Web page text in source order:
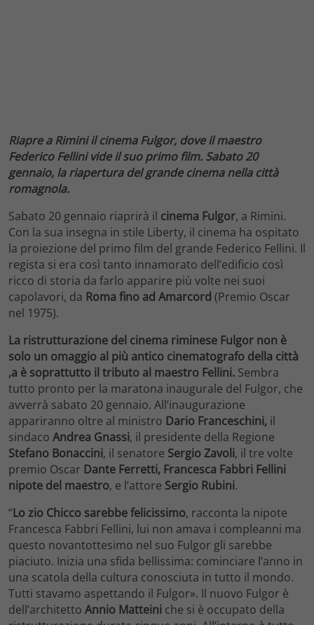
Riapre a Rimini il cinema Fulgor, dove il maestro
Federico Fellini vide il suo primo film. Sabato 20
gennaio, la riapertura del grande cinema nella città
romagnola.
Sabato 20 gennaio riaprirà il cinema Fulgor, a Rimini.
Con la sua insegna in stile Liberty, il cinema ha ospitato
la proiezione del primo film del grande Federico Fellini. Il
regista si era così tanto innamorato dell’edificio così
ricco di storia da farlo apparire più volte nei suoi
capolavori, da Roma fino ad Amarcord (Premio Oscar
nel 1975).
La ristrutturazione del cinema riminese Fulgor non è
solo un omaggio al più antico cinematografo della città
,a è soprattutto il tributo al maestro Fellini. Sembra
tutto pronto per la maratona inaugurale del Fulgor, che
avverrà sabato 20 gennaio. All’inaugurazione
appariranno oltre al ministro Dario Franceschini, il
sindaco Andrea Gnassi, il presidente della Regione
Stefano Bonaccini, il senatore Sergio Zavoli, il tre volte
premio Oscar Dante Ferretti, Francesca Fabbri Fellini
nipote del maestro, e l’attore Sergio Rubini.
“Lo zio Chicco sarebbe felicissimo, racconta la nipote
Francesca Fabbri Fellini, lui non amava i compleanni ma
questo novantottesimo nel suo Fulgor gli sarebbe
piaciuto. Inizia una sfida bellissima: cominciare l’anno in
una scatola della cultura conosciuta in tutto il mondo.
Tutti stavamo aspettando il Fulgor». Il nuovo Fulgor è
dell’architetto Annio Matteini che si è occupato della